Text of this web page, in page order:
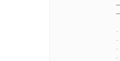
.
.
.
.